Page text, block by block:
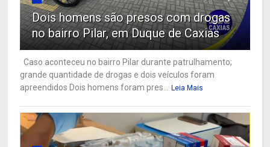
Dois homens são presos com drogas
no bairro Pilar, em Duque de Caxias
Caso aconteceu no bairro Pilar durante patrulhamento;
grande quantidade de drogas e dois veículos foram
apreendidos Dois homens foram pres...
Leia Mais